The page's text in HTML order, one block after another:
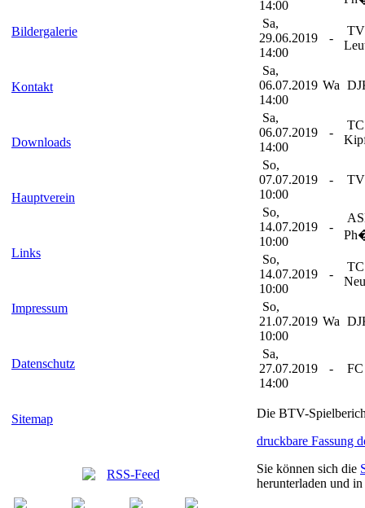
Bildergalerie
Kontakt
Downloads
Hauptverein
Links
Impressum
Datenschutz
Sitemap
14:00
Sa,
29.06.2019
14:00
-
TV
Sa,
06.07.2019
14:00
Wa
Sa,
06.07.2019
14:00
-
So,
07.07.2019
10:00
-
So,
14.07.2019
10:00
-
So,
14.07.2019
10:00
-
TC
So,
21.07.2019
10:00
Wa
Sa,
27.07.2019
14:00
-
Die BTV-
druckbare Fassung
Sie können sich die
herunterladen und